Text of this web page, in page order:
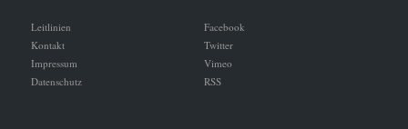
Leitlinien
Kontakt
Impressum
Datenschutz
Facebook
Twitter
Vimeo
RSS